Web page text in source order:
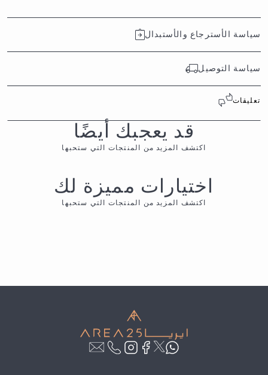
سياسة الأسترجاع والأستبدال
سياسة التوصيل
تعليقات
قد يعجبك أيضًا
اكتشف المزيد من المنتجات التي ستحبها
اختيارات مميزة لك
اكتشف المزيد من المنتجات التي ستحبها